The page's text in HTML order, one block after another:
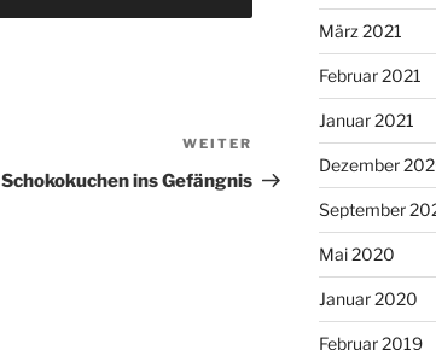
Nächster
Beitrag
WEITER
Schokokuchen ins Gefängnis
März 2021
Februar 2021
Januar 2021
Dezember
September
Mai 2020
Januar 2020
Februar 2019